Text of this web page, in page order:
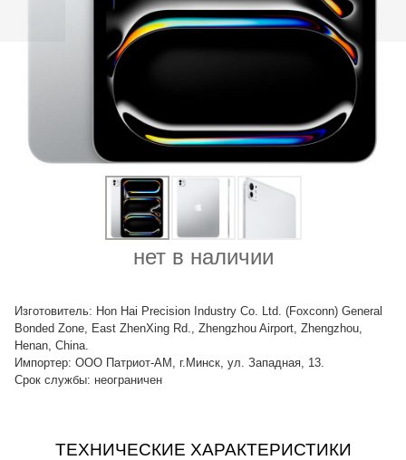
нет в наличии
Изготовитель: Hon Hai Precision Industry Co. Ltd. (Foxconn) General
Bonded Zone, East ZhenXing Rd., Zhengzhou Airport, Zhengzhou,
Henan, China.
Импортер: ООО Патриот-АМ, г.Минск, ул. Западная, 13.
Срок службы: неограничен
ТЕХНИЧЕСКИЕ ХАРАКТЕРИСТИКИ